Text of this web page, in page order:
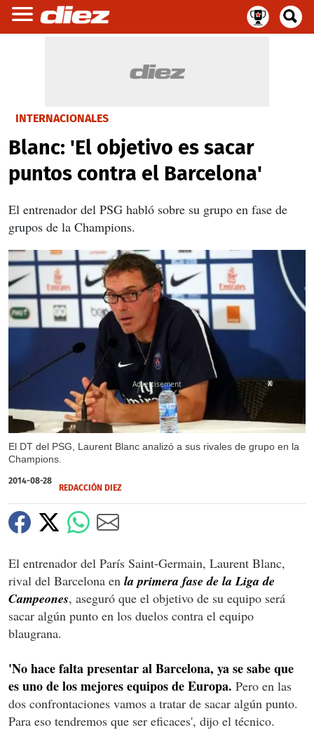
INTERNACIONALES
Blanc: 'El objetivo es sacar
puntos contra el Barcelona'
El entrenador del PSG habló sobre su grupo en fase de
grupos de la Champions.
El DT del PSG, Laurent Blanc analizó a sus rivales de grupo en la
Champions.
X
2014-08-28
REDACCIÓN DIEZ
El entrenador del París Saint-Germain, Laurent Blanc,
rival del Barcelona en la primera fase de la Liga de
Campeones, aseguró que el objetivo de su equipo será
sacar algún punto en los duelos contra el equipo
blaugrana.
'No hace falta presentar al Barcelona, ya se sabe que
es uno de los mejores equipos de Europa. Pero en las
dos confrontaciones vamos a tratar de sacar algún punto.
Para eso tendremos que ser eficaces', dijo el técnico.